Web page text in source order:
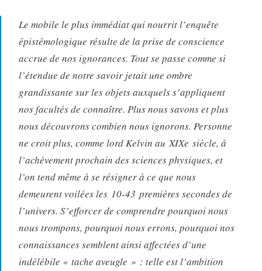
Le mobile le plus immédiat qui nourrit l’enquête
épistémologique résulte de la prise de conscience
accrue de nos ignorances. Tout se passe comme si
l’étendue de notre savoir jetait une ombre
grandissante sur les objets auxquels s’appliquent
nos facultés de connaître. Plus nous savons et plus
nous découvrons combien nous ignorons. Personne
ne croit plus, comme lord Kelvin au XIXe siècle, à
l’achèvement prochain des sciences physiques, et
l’on tend même à se résigner à ce que nous
demeurent voilées les 10-43 premières secondes de
l’univers. S’efforcer de comprendre pourquoi nous
nous trompons, pourquoi nous errons, pourquoi nos
connaissances semblent ainsi affectées d’une
indélébile « tache aveugle » : telle est l’ambition